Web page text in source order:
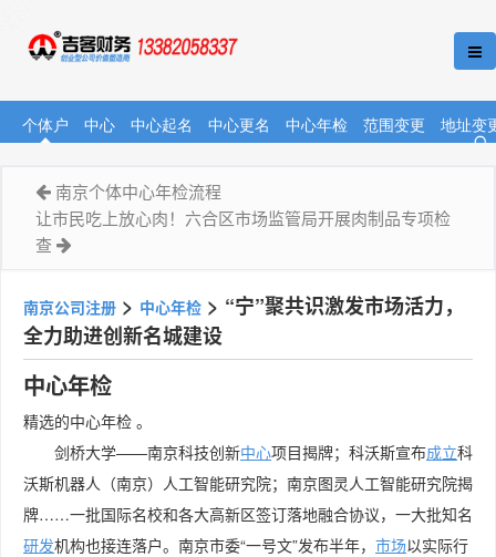
个体户 中心 中心起名 中心更名 中心年检 范围变更 地址变
南京个体中心年检流程
让市民吃上放心肉！六合区市场监管局开展肉制品专项检
查
南京公司注册 > 中心年检 > “宁”聚共识激发市场活力，
全力助进创新名城建设
中心年检
精选的中心年检 。
剑桥大学——南京科技创新中心项目揭牌；科沃斯宣布成立科
沃斯机器人（南京）人工智能研究院；南京图灵人工智能研究院揭
牌……一批国际名校和各大高新区签订落地融合协议，一大批知名
研发机构也接连落户。南京市委“一号文”发布半年， 市场以实际行